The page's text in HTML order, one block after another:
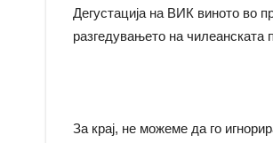
Дегустација на ВИК виното во
разгедувањето на чилеанската
За крај, не можеме да го